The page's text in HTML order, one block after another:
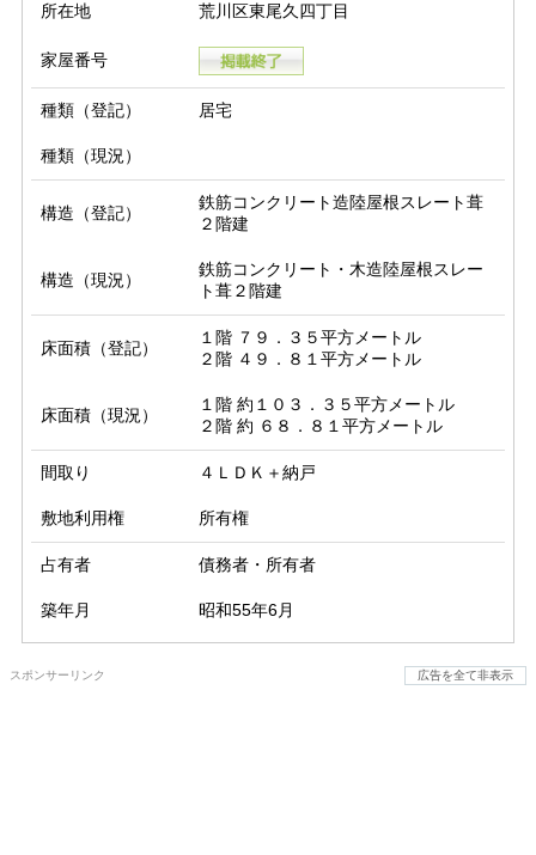
所在地 荒川区東尾久四丁目
家屋番号
種類（登記） 居宅
種類（現況）
構造（登記）
鉄筋コンクリート造陸屋根スレート葺
２階建
構造（現況）
鉄筋コンクリート・木造陸屋根スレー
ト葺２階建
床面積（登記）
１階 ７９．３５平方メートル
２階 ４９．８１平方メートル
床面積（現況）
１階 約１０３．３５平方メートル
２階 約 ６８．８１平方メートル
間取り ４ＬＤＫ＋納戸
敷地利用権 所有権
占有者 債務者・所有者
築年月 昭和55年6月
スポンサーリンク 広告を全て非表示